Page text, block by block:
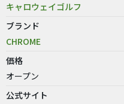
キャロウェイゴルフ
ブランド
CHROME
価格
オープン
公式サイト